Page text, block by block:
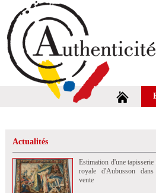
Actualités
Estimation d'une
royale d'Aubusson
vente